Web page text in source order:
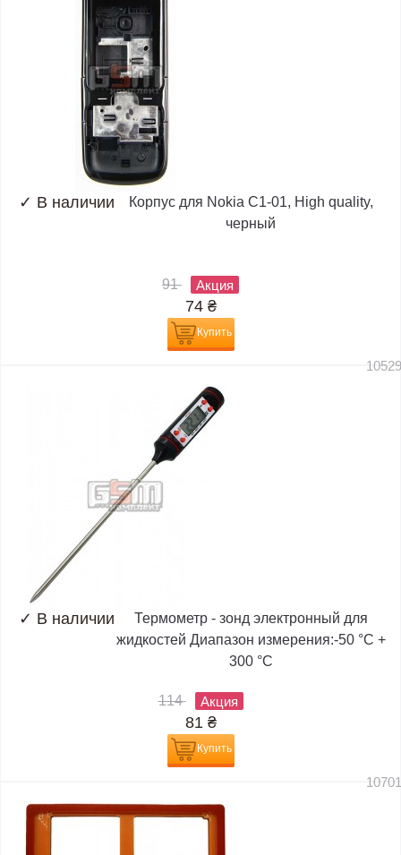
✓ В наличии
Корпус для Nokia C1-01, High quality,
черный
91 Акция
74 ₴
Купить
✓ В наличии
Термометр - зонд электронный для
жидкостей Диапазон измерения:-50 °C +
300 °C
114 Акция
81 ₴
Купить